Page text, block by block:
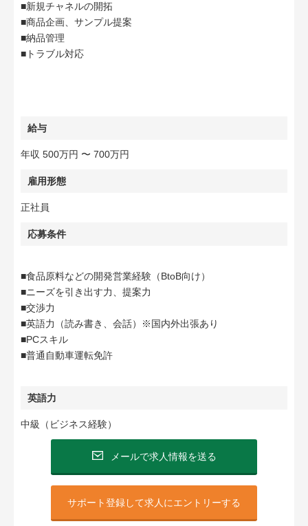
■新規チャネルの開拓
■商品企画、サンプル提案
■納品管理
■トラブル対応
給与
年収 500万円 〜 700万円
雇用形態
正社員
応募条件
■食品原料などの開発営業経験（BtoB向け）
■ニーズを引き出す力、提案力
■交渉力
■英語力（読み書き、会話）※国内外出張あり
■PCスキル
■普通自動車運転免許
英語力
中級（ビジネス経験）
メールで求人情報を送る
サポート登録して求人にエントリーする